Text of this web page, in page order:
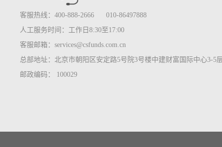
客服热线：400-888-2666 010-86497888
人工服务时间：工作日8:30至17:00
客服邮箱：services@csfunds.com.cn
总部地址：北京市朝阳区安定路5号院3号楼中建财富国际中心3-5
邮政编码： 100029